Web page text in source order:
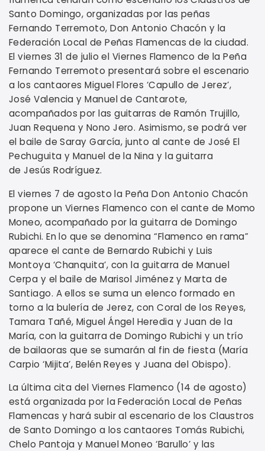
Santo Domingo, organizadas por las peñas
Fernando Terremoto, Don Antonio Chacón y la
Federación Local de Peñas Flamencas de la ciudad.
El viernes 31 de julio el Viernes Flamenco de la Peña
Fernando Terremoto presentará sobre el escenario
a los cantaores Miguel Flores ‘Capullo de Jerez’,
José Valencia y Manuel de Cantarote,
acompañados por las guitarras de Ramón Trujillo,
Juan Requena y Nono Jero. Asimismo, se podrá ver
el baile de Saray García, junto al cante de José El
Pechuguita y Manuel de la Nina y la guitarra
de Jesús Rodríguez.
El viernes 7 de agosto la Peña Don Antonio Chacón
propone un Viernes Flamenco con el cante de Momo
Moneo, acompañado por la guitarra de Domingo
Rubichi. En lo que se denomina “Flamenco en rama”
aparece el cante de Bernardo Rubichi y Luis
Montoya ‘Chanquita’, con la guitarra de Manuel
Cerpa y el baile de Marisol Jiménez y Marta de
Santiago. A ellos se suma un elenco formado en
torno a la bulería de Jerez, con Coral de los Reyes,
Tamara Tañé, Miguel Ángel Heredia y Juan de la
María, con la guitarra de Domingo Rubichi y un trío
de bailaoras que se sumarán al fin de fiesta (María
Carpio ‘Mijita’, Belén Reyes y Juana del Obispo).
La última cita del Viernes Flamenco (14 de agosto)
está organizada por la Federación Local de Peñas
Flamencas y hará subir al escenario de los Claustros
de Santo Domingo a los cantaores Tomás Rubichi,
Chelo Pantoja y Manuel Moneo ‘Barullo’ y las